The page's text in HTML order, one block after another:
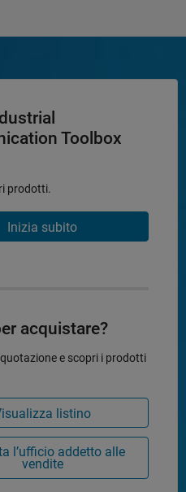
Toolbox
prodotti.
Inizia subito
acquistare?
e scopri i prodotti
listino
l’ufficio addetto alle
vendite